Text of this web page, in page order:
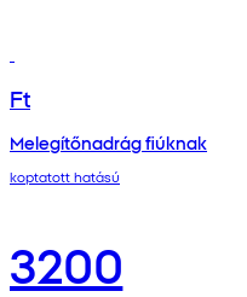
Ft
Melegítőnadrág fiúknak
koptatott hatású
3200